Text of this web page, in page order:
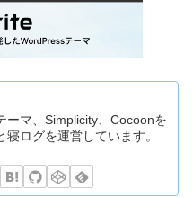
ーマ、Simplicity、Cocoonを
ログを運営しています。